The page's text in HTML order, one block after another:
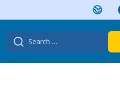
Search
for: